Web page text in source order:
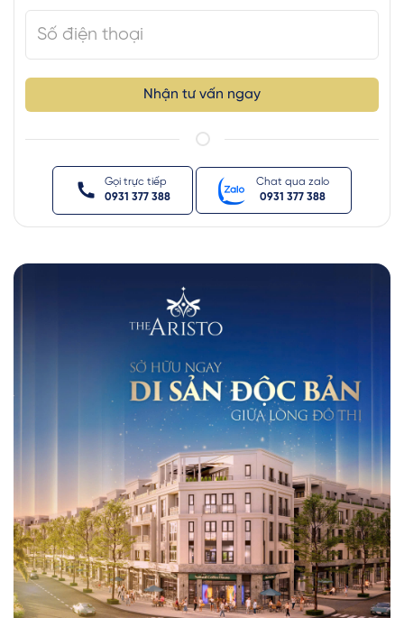
Nhận tư vấn ngay
Gọi trực tiếp
0931 377 388
Chat qua zalo
0931 377 388